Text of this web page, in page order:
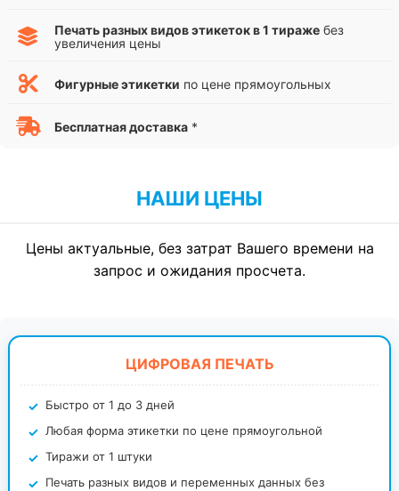
Печать разных видов этикеток в 1 тираже без
увеличения цены
Фигурные этикетки по цене прямоугольных
Бесплатная доставка *
НАШИ ЦЕНЫ
Цены актуальные, без затрат Вашего времени на
запрос и ожидания просчета.
ЦИФРОВАЯ ПЕЧАТЬ
Быстро от 1 до 3 дней
Любая форма этикетки по цене прямоугольной
Тиражи от 1 штуки
Печать разных видов и переменных данных без